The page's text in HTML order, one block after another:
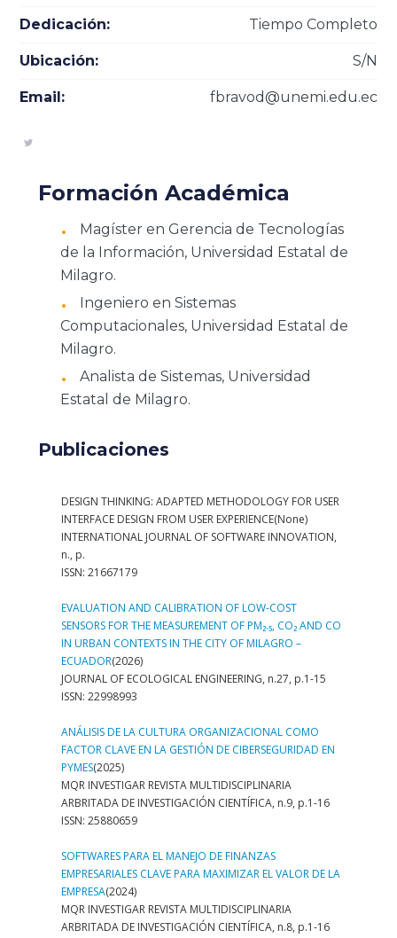
Dedicación: Tiempo Completo
Ubicación: S/N
Email: fbravod@unemi.edu.ec
Formación Académica
Magíster en Gerencia de Tecnologías
de la Información, Universidad Estatal de
Milagro.
Ingeniero en Sistemas
Computacionales, Universidad Estatal de
Milagro.
Analista de Sistemas, Universidad
Estatal de Milagro.
Publicaciones